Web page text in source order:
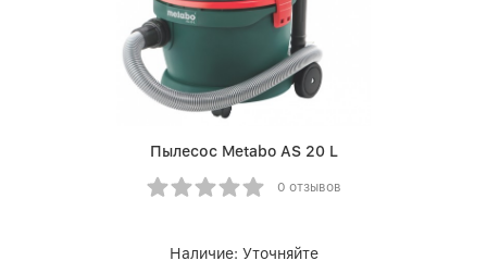
Пылесос Metabo AS 20 L
0 отзывов
Наличие: Уточняйте